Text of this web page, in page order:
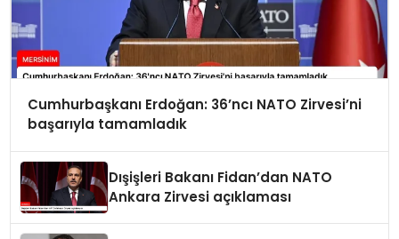
Cumhurbaşkanı Erdoğan: 36’ncı NATO Zirvesi’ni
başarıyla tamamladık
Dışişleri Bakanı Fidan’dan NATO
Ankara Zirvesi açıklaması